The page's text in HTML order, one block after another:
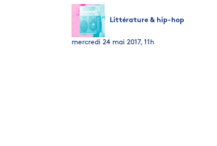
Littérature & hip-hop
mercredi 24 mai 2017, 11h